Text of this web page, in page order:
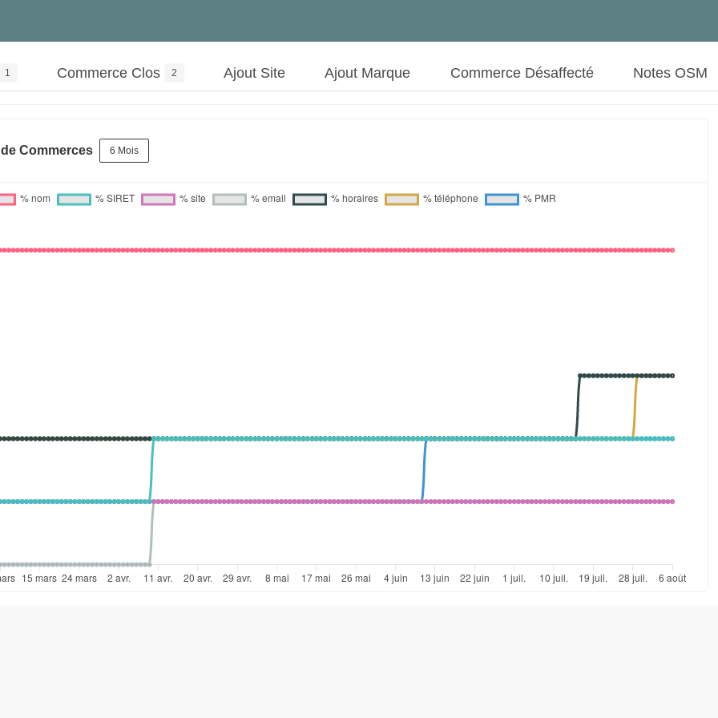
1 Commerce Clos 2 Ajout Site Ajout Marque Commerce Désaffecté Notes OSM
Commerces 6 Mois